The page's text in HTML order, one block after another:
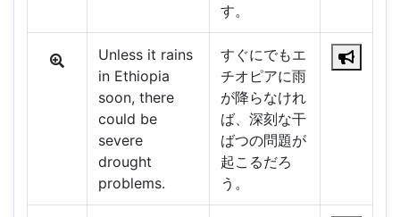
す。
Unless it rains
in Ethiopia
soon, there
could be
severe
drought
problems.
すぐにでもエ
チオピアに雨
が降らなけれ
ば、深刻な干
ばつの問題が
起こるだろ
う。